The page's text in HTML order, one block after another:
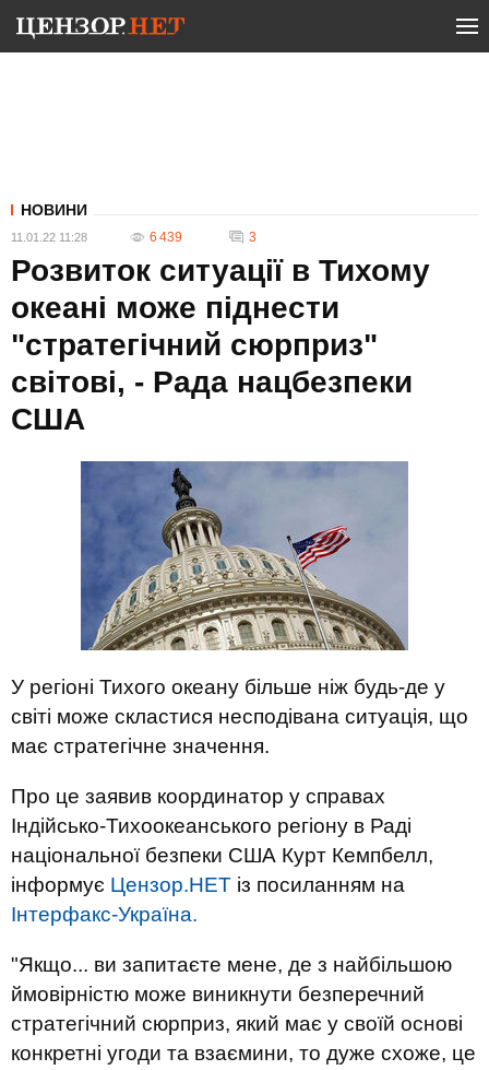
НОВИНИ
11.01.22 11:28 6 439 3
Розвиток ситуації в Тихому
океані може піднести
"стратегічний сюрприз"
світові, - Рада нацбезпеки
США
У регіоні Тихого океану більше ніж будь-де у
світі може скластися несподівана ситуація, що
має стратегічне значення.
Про це заявив координатор у справах
Індійсько-Тихоокеанського регіону в Раді
національної безпеки США Курт Кемпбелл,
інформує Цензор.НЕТ із посиланням на
Інтерфакс-Україна.
"Якщо... ви запитаєте мене, де з найбільшою
ймовірністю може виникнути безперечний
стратегічний сюрприз, який має у своїй основі
конкретні угоди та взаємини, то дуже схоже, це